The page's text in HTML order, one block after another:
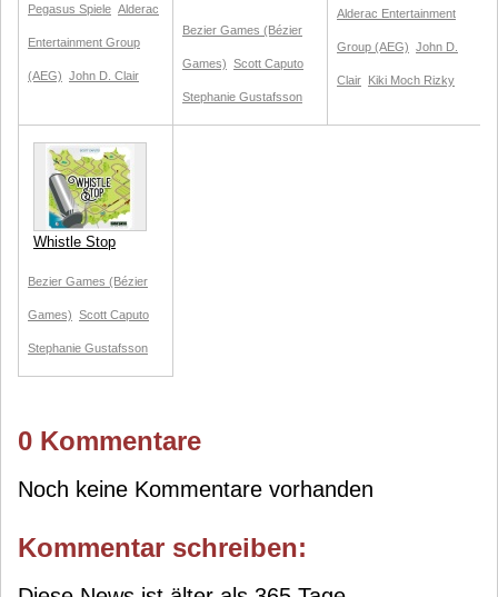
Pegasus Spiele Alderac
Entertainment Group
(AEG) John D. Clair
Bezier Games (Bézier
Games) Scott Caputo
Stephanie Gustafsson
Alderac Entertainment
Group (AEG) John D.
Clair Kiki Moch Rizky
Whistle Stop
Bezier Games (Bézier
Games) Scott Caputo
Stephanie Gustafsson
0 Kommentare
Noch keine Kommentare vorhanden
Kommentar schreiben: